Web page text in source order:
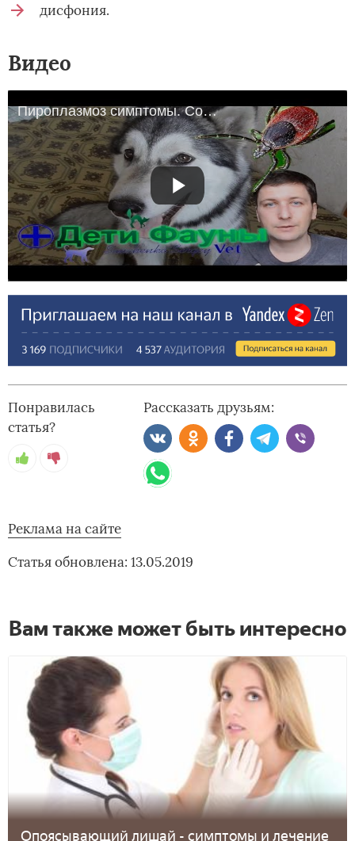
дисфония.
Видео
Пироплазмоз симптомы. Собаку укусил клещ. Автор ветеринар
Понравилась
статья?
Рассказать друзьям:
Реклама на сайте
Статья обновлена: 13.05.2019
Вам также может быть интересно
Опоясывающий лишай - симптомы и лечение